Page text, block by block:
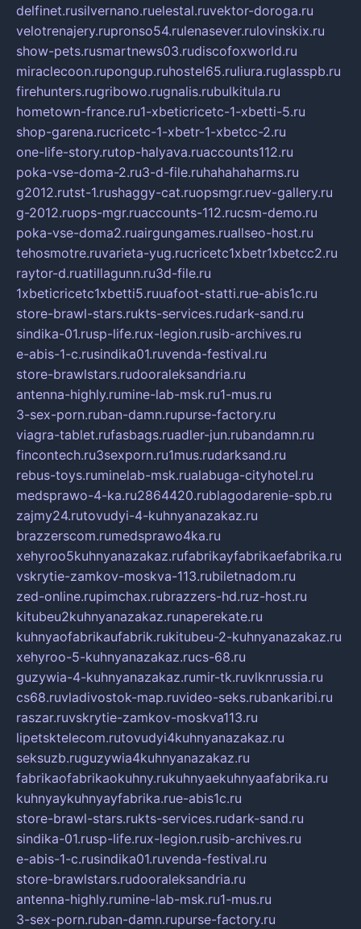
delfinet.rusilvernano.ruelestal.ruvektor-doroga.ru
velotrenajery.rupronso54.rulenasever.rulovinskix.ru
show-pets.rusmartnews03.rudiscofoxworld.ru
miraclecoon.rupongup.ruhostel65.ruliura.ruglasspb.ru
firehunters.rugribowo.rugnalis.rubulkitula.ru
hometown-france.ru1-xbeticricetc-1-xbetti-5.ru
shop-garena.rucricetc-1-xbetr-1-xbetcc-2.ru
one-life-story.rutop-halyava.ruaccounts112.ru
poka-vse-doma-2.ru3-d-file.ruhahahaharms.ru
g2012.rutst-1.rushaggy-cat.ruopsmgr.ruev-gallery.ru
g-2012.ruops-mgr.ruaccounts-112.rucsm-demo.ru
poka-vse-doma2.ruairgungames.ruallseo-host.ru
tehosmotre.ruvarieta-yug.rucricetc1xbetr1xbetcc2.ru
raytor-d.ruatillagunn.ru3d-file.ru
1xbeticricetc1xbetti5.ruuafoot-statti.rue-abis1c.ru
store-brawl-stars.rukts-services.rudark-sand.ru
sindika-01.rusp-life.rux-legion.rusib-archives.ru
e-abis-1-c.rusindika01.ruvenda-festival.ru
store-brawlstars.rudooraleksandria.ru
antenna-highly.rumine-lab-msk.ru1-mus.ru
3-sex-porn.ruban-damn.rupurse-factory.ru
viagra-tablet.rufasbags.ruadler-jun.rubandamn.ru
fincontech.ru3sexporn.ru1mus.rudarksand.ru
rebus-toys.ruminelab-msk.rualabuga-cityhotel.ru
medsprawo-4-ka.ru2864420.rublagodarenie-spb.ru
zajmy24.rutovudyi-4-kuhnyanazakaz.ru
brazzerscom.rumedsprawo4ka.ru
xehyroo5kuhnyanazakaz.rufabrikayfabrikaefabrika.ru
vskrytie-zamkov-moskva-113.rubiletnadom.ru
zed-online.rupimchax.rubrazzers-hd.ruz-host.ru
kitubeu2kuhnyanazakaz.runaperekate.ru
kuhnyaofabrikaufabrik.rukitubeu-2-kuhnyanazakaz.ru
xehyroo-5-kuhnyanazakaz.rucs-68.ru
guzywia-4-kuhnyanazakaz.rumir-tk.ruvlknrussia.ru
cs68.ruvladivostok-map.ruvideo-seks.rubankaribi.ru
raszar.ruvskrytie-zamkov-moskva113.ru
lipetsktelecom.rutovudyi4kuhnyanazakaz.ru
seksuzb.ruguzywia4kuhnyanazakaz.ru
fabrikaofabrikaokuhny.rukuhnyaekuhnyaafabrika.ru
kuhnyaykuhnyayfabrika.rue-abis1c.ru
store-brawl-stars.rukts-services.rudark-sand.ru
sindika-01.rusp-life.rux-legion.rusib-archives.ru
e-abis-1-c.rusindika01.ruvenda-festival.ru
store-brawlstars.rudooraleksandria.ru
antenna-highly.rumine-lab-msk.ru1-mus.ru
3-sex-porn.ruban-damn.rupurse-factory.ru